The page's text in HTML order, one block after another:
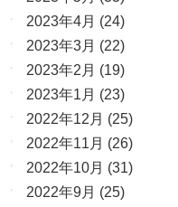
2023年4月 (24)
2023年3月 (22)
2023年2月 (19)
2023年1月 (23)
2022年12月 (25)
2022年11月 (26)
2022年10月 (31)
2022年9月 (25)